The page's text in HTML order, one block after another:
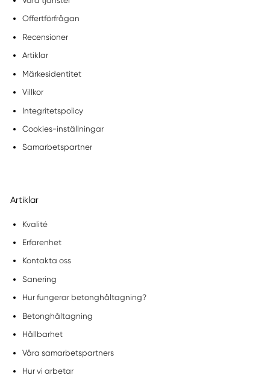
Offertförfrågan
Recensioner
Artiklar
Märkesidentitet
Villkor
Integritetspolicy
Cookies-inställningar
Samarbetspartner
Artiklar
Kvalité
Erfarenhet
Kontakta oss
Sanering
Hur fungerar betonghåltagning?
Betonghåltagning
Hållbarhet
Våra samarbetspartners
Hur vi arbetar